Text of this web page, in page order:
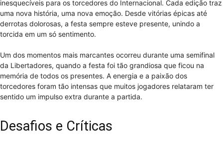
inesquecíveis para os torcedores do Internacional. Cada edição traz
uma nova história, uma nova emoção. Desde vitórias épicas até
derrotas dolorosas, a festa sempre esteve presente, unindo a
torcida em um só sentimento.
Um dos momentos mais marcantes ocorreu durante uma semifinal
da Libertadores, quando a festa foi tão grandiosa que ficou na
memória de todos os presentes. A energia e a paixão dos
torcedores foram tão intensas que muitos jogadores relataram ter
sentido um impulso extra durante a partida.
Desafios e Críticas